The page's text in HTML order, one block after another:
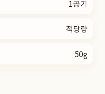
1공기
적당량
50g